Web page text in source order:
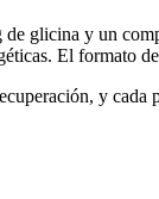
glicina y un
El formato
y